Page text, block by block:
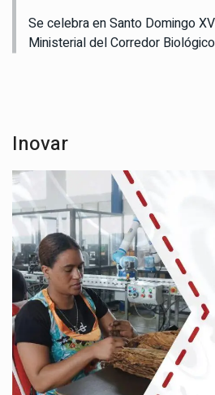
Se celebra en Santo Domingo
Ministerial del Corredor Biológico
Inovar